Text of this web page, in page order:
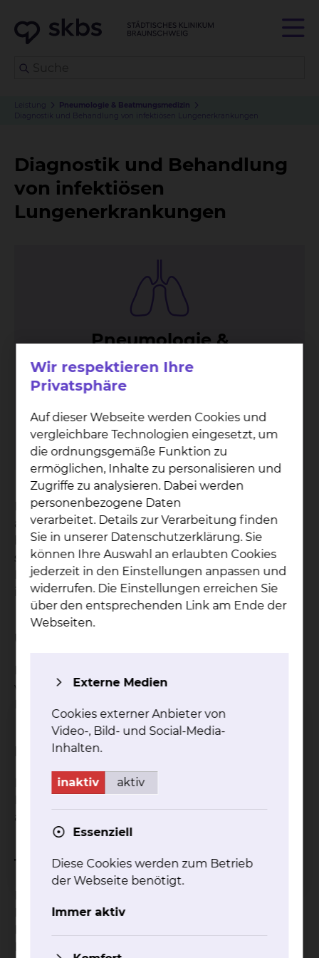
Leistung
Pneumologie & Beatmungsmedizin
Diagnostik und Behandlung von infektiösen Lungenerkrankungen
Diagnostik und Behandlung
von infektiösen
Lungenerkrankungen
Pneu­mo­lo­gie &
Be­at­mungs­me­di­zin
Fichtengrund 1, 38126 Braunschweig
Tel.:+49 531 595 4530
Fax: +49 531 595 4532
Per E-Mail kontaktieren
Ein Großteil der Lungenentzündungen können
ambulant durch den Haus- oder Facharzt
behandelt werden. Verläuft die Infektion
schwerwiegender kann eine
Krankenhausbehandlung notwendig werden (ca.
in 20-30% der Fälle).
verschiedene Erreger ausgelöst (Bakterien, Viren,
Diagnostik
Bei einer Krankenhausbehandlung steht die
allerdings nur bei einem geringeren Anteil.
Therapie & Verfahren
Erreger, dem persönlichem Risikoprofil, weiteren
Wir respektieren Ihre
Privatsphäre
Auf dieser Webseite werden Cookies und
vergleichbare Technologien eingesetzt, um
die ordnungsgemäße Funktion zu
ermöglichen, Inhalte zu personalisieren und
Zugriffe zu analysieren. Dabei werden
personenbezogene Daten
verarbeitet. Details zur Verarbeitung finden
Sie in unserer Datenschutzerklärung. Sie
können Ihre Auswahl an erlaubten Cookies
jederzeit in den Einstellungen anpassen und
widerrufen. Die Einstellungen erreichen Sie
über den entsprechenden Link am Ende der
Webseiten.
Externe Medien
Cookies externer Anbieter von
Video-, Bild- und Social-Media-
Inhalten.
inaktiv aktiv
Essenziell
Diese Cookies werden zum Betrieb
der Webseite benötigt.
Immer aktiv